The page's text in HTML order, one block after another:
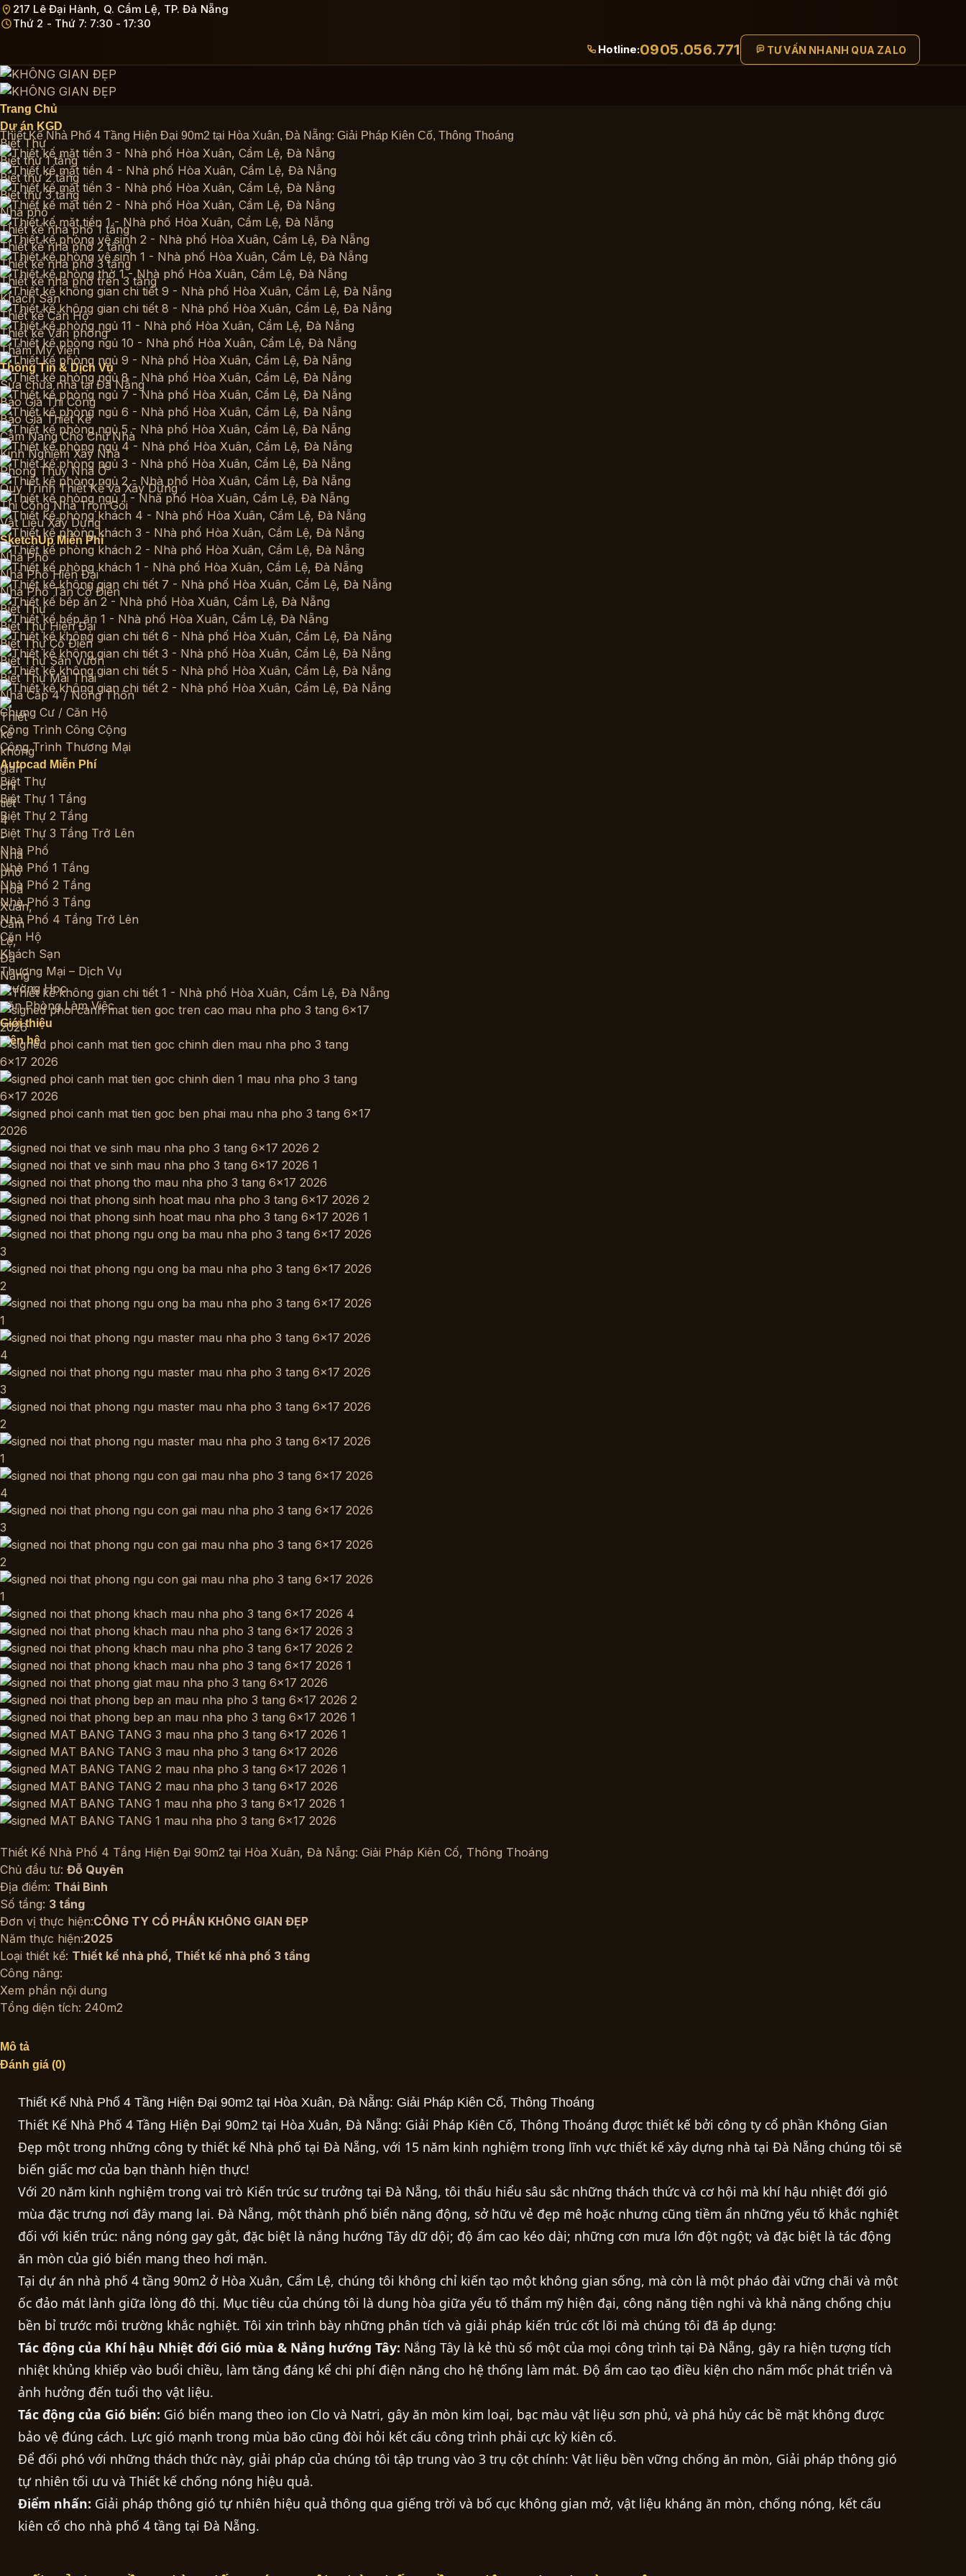
Bỏ
qua
217 Lê Đại Hành, Q. Cẩm Lệ, TP. Đà Nẵng
Thứ 2 - Thứ 7: 7:30 - 17:30
Hotline:0905.056.771 TƯ VẤN NHANH QUA ZALO
Trang Chủ
Dự án KGD
Biệt Thự
Biệt thự 1 tầng
Biệt thự 2 tầng
Biệt thự 3 tầng
Nhà phố
Thiết kế nhà phố 1 tầng
Thiết kế nhà phố 2 tầng
Thiết kế nhà phố 3 tầng
Thiết kế nhà phố trên 3 tầng
Khách Sạn
Thiết kế Căn Hộ
Thiết kế Văn phòng
Thẩm Mỹ Viện
Thông Tin & Dịch Vụ
Sửa chữa nhà tại Đà Nẵng
Báo Giá Thi Công
Báo Giá Thiết Kế
Cẩm Nang Cho Chủ Nhà
Kinh Nghiệm Xây Nhà
Phong Thủy Nhà Ở
Quy Trình Thiết Kế và Xây Dựng
Thi Công Nhà Trọn Gói
Vật Liệu Xây Dựng
SketchUp Miễn Phí
Nhà Phố
Nhà Phố Hiện Đại
Nhà Phố Tân Cổ Điển
Biệt Thự
Biệt Thự Hiện Đại
Biệt Thự Cổ Điển
Biệt Thự Sân Vườn
Biệt Thự Mái Thái
Nhà Cấp 4 / Nông Thôn
Chung Cư / Căn Hộ
Công Trình Công Cộng
Công Trình Thương Mại
Autocad Miễn Phí
Biệt Thự
Biệt Thự 1 Tầng
Biệt Thự 2 Tầng
Biệt Thự 3 Tầng Trở Lên
Nhà Phố
Nhà Phố 1 Tầng
Nhà Phố 2 Tầng
Nhà Phố 3 Tầng
Nhà Phố 4 Tầng Trở Lên
Căn Hộ
Khách Sạn
Thương Mại – Dịch Vụ
Trường Học
Văn Phòng Làm Việc
Giới thiệu
Liên hệ
Thiết Kế Nhà Phố 4 Tầng Hiện Đại 90m2 tại Hòa Xuân, Đà Nẵng: Giải Pháp Kiên Cố, Thông Thoáng
Thiết Kế Nhà Phố 4 Tầng Hiện Đại 90m2 tại Hòa Xuân, Đà Nẵng: Giải Pháp Kiên Cố, Thông Thoáng
Chủ đầu tư: Đỗ Quyên
Địa điểm: Thái Bình
Số tầng: 3 tầng
Đơn vị thực hiện:CÔNG TY CỔ PHẦN KHÔNG GIAN ĐẸP
Năm thực hiện:2025
Loại thiết kế: Thiết kế nhà phố, Thiết kế nhà phố 3 tầng
Công năng:
Xem phần nội dung
Tổng diện tích: 240m2
Mô tả
Đánh giá (0)
Thiết Kế Nhà Phố 4 Tầng Hiện Đại 90m2 tại Hòa Xuân, Đà Nẵng: Giải Pháp Kiên Cố, Thông Thoáng
Thiết Kế Nhà Phố 4 Tầng Hiện Đại 90m2 tại Hòa Xuân, Đà Nẵng: Giải Pháp Kiên Cố, Thông Thoáng được thiết kế bởi công ty cổ phần Không Gian
Đẹp một trong những công ty thiết kế Nhà phố tại Đà Nẵng, với 15 năm kinh nghiệm trong lĩnh vực thiết kế xây dựng nhà tại Đà Nẵng chúng tôi sẽ
biến giấc mơ của bạn thành hiện thực!
Với 20 năm kinh nghiệm trong vai trò Kiến trúc sư trưởng tại Đà Nẵng, tôi thấu hiểu sâu sắc những thách thức và cơ hội mà khí hậu nhiệt đới gió
mùa đặc trưng nơi đây mang lại. Đà Nẵng, một thành phố biển năng động, sở hữu vẻ đẹp mê hoặc nhưng cũng tiềm ẩn những yếu tố khắc nghiệt
đối với kiến trúc: nắng nóng gay gắt, đặc biệt là nắng hướng Tây dữ dội; độ ẩm cao kéo dài; những cơn mưa lớn đột ngột; và đặc biệt là tác động
ăn mòn của gió biển mang theo hơi mặn.
Tại dự án nhà phố 4 tầng 90m2 ở Hòa Xuân, Cẩm Lệ, chúng tôi không chỉ kiến tạo một không gian sống, mà còn là một pháo đài vững chãi và một
ốc đảo mát lành giữa lòng đô thị. Mục tiêu của chúng tôi là dung hòa giữa yếu tố thẩm mỹ hiện đại, công năng tiện nghi và khả năng chống chịu
bền bỉ trước môi trường khắc nghiệt. Tôi xin trình bày những phân tích và giải pháp kiến trúc cốt lõi mà chúng tôi đã áp dụng:
Tác động của Khí hậu Nhiệt đới Gió mùa & Nắng hướng Tây: Nắng Tây là kẻ thù số một của mọi công trình tại Đà Nẵng, gây ra hiện tượng tích
nhiệt khủng khiếp vào buổi chiều, làm tăng đáng kể chi phí điện năng cho hệ thống làm mát. Độ ẩm cao tạo điều kiện cho nấm mốc phát triển và
ảnh hưởng đến tuổi thọ vật liệu.
Tác động của Gió biển: Gió biển mang theo ion Clo và Natri, gây ăn mòn kim loại, bạc màu vật liệu sơn phủ, và phá hủy các bề mặt không được
bảo vệ đúng cách. Lực gió mạnh trong mùa bão cũng đòi hỏi kết cấu công trình phải cực kỳ kiên cố.
Để đối phó với những thách thức này, giải pháp của chúng tôi tập trung vào 3 trụ cột chính: Vật liệu bền vững chống ăn mòn, Giải pháp thông gió
tự nhiên tối ưu và Thiết kế chống nóng hiệu quả.
Điểm nhấn: Giải pháp thông gió tự nhiên hiệu quả thông qua giếng trời và bố cục không gian mở, vật liệu kháng ăn mòn, chống nóng, kết cấu
kiên cố cho nhà phố 4 tầng tại Đà Nẵng.